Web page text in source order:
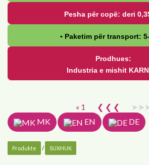
Pesha për copë: deri
▪ Paketim për transport:
Prodhues:
Industria e mishit
« 1 ❮ ❮ ❮
MK
EN DE
Produkte / SUXHUK